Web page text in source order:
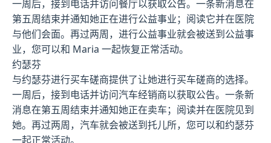
一周后，接到电话并访问餐厅以获取公告。一条新消息在
第五周结束并通知她正在进行公益事业；阅读它并在医院
与他们会面。再过两周，进行公益事业就会被送到公益事
业，您可以和 Maria 一起恢复正常活动。
约瑟芬
与约瑟芬进行买车磋商提供了让她进行买车磋商的选择。
一周后，接到电话并访问汽车经销商以获取公告。一条新
消息在第五周结束并通知她正在卖车；阅读并在医院见到
她。再过两周，汽车就会被送到托儿所，您可以和约瑟芬
一起正常活动。